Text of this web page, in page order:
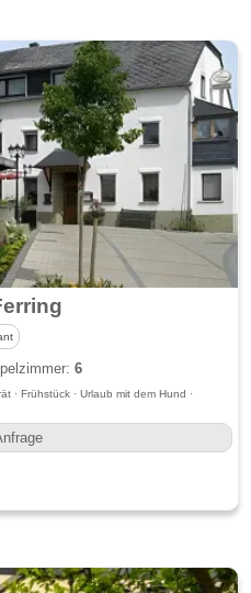
6
· Frühstück · Urlaub mit dem Hund ·